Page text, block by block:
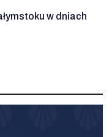
w dniach